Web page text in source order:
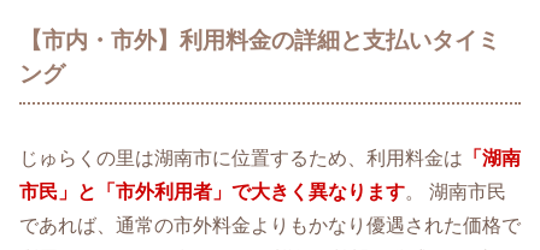
【市内・市外】利用料金の詳細と支払いタイミ
ング
じゅらくの里は湖南市に位置するため、利用料金は 「湖南
市民」と「市外利用者」で大きく異なります。 湖南市民
であれば、通常の市外料金よりもかなり優遇された価格で